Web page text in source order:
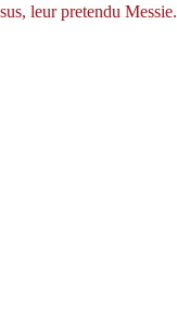
leur pretendu Messie.